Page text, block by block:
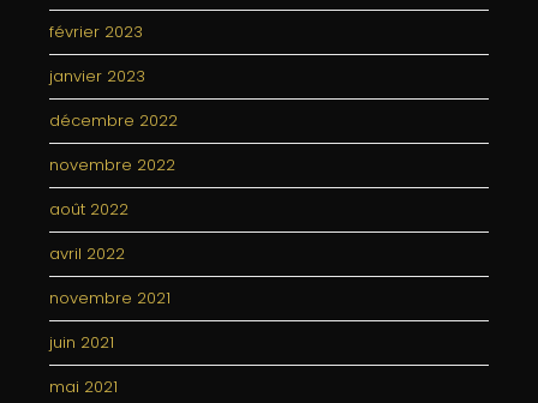
février 2023
janvier 2023
décembre 2022
novembre 2022
août 2022
avril 2022
novembre 2021
juin 2021
mai 2021